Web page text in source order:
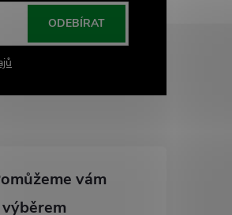
ODEBÍRAT